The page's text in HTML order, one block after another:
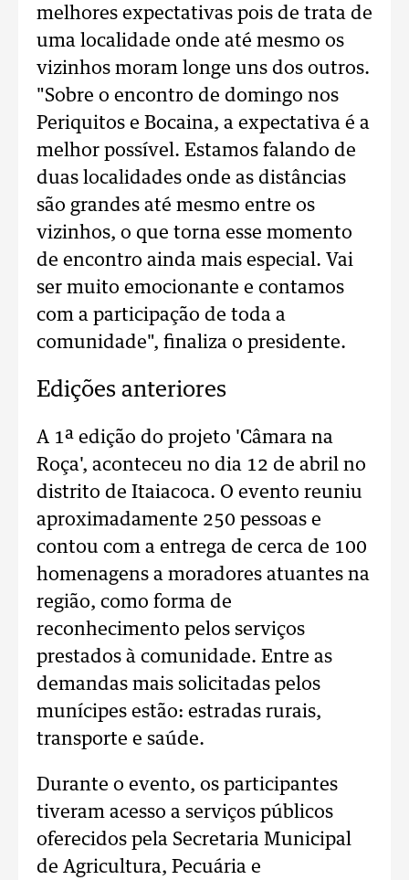
melhores expectativas pois de trata de
uma localidade onde até mesmo os
vizinhos moram longe uns dos outros.
"Sobre o encontro de domingo nos
Periquitos e Bocaina, a expectativa é a
melhor possível. Estamos falando de
duas localidades onde as distâncias
são grandes até mesmo entre os
vizinhos, o que torna esse momento
de encontro ainda mais especial. Vai
ser muito emocionante e contamos
com a participação de toda a
comunidade", finaliza o presidente.
Edições anteriores
A 1ª edição do projeto 'Câmara na
Roça', aconteceu no dia 12 de abril no
distrito de Itaiacoca. O evento reuniu
aproximadamente 250 pessoas e
contou com a entrega de cerca de 100
homenagens a moradores atuantes na
região, como forma de
reconhecimento pelos serviços
prestados à comunidade. Entre as
demandas mais solicitadas pelos
munícipes estão: estradas rurais,
transporte e saúde.
Durante o evento, os participantes
tiveram acesso a serviços públicos
oferecidos pela Secretaria Municipal
de Agricultura, Pecuária e